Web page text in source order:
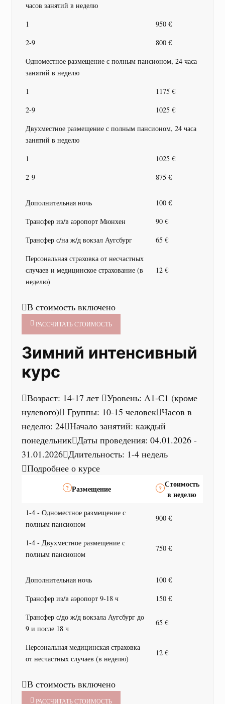
часов занятий в неделю
1
950 €
2-9
800 €
Одноместное размещение с полным пансионом, 24 часа
занятий в неделю
1
1175 €
2-9
1025 €
Двухместное размещение с полным пансионом, 24 часа
занятий в неделю
1
1025 €
2-9
875 €
Дополнительная ночь
100 €
Трансфер из/в аэропорт Мюнхен
90 €
Трансфер с/на ж/д вокзал Аугсбург
65 €
Персональная страховка от несчастных
случаев и медицинское страхование (в
неделю)
12 €
В стоимость включено
РАССЧИТАТЬ СТОИМОСТЬ
Зимний интенсивный
курс
Возраст: 14-17 лет
Уровень: A1-С1 (кроме
нулевого)
Группы: 10-15 человек Часов в
неделю: 24 Начало занятий: каждый
понедельник Даты проведения: 04.01.2026 -
31.01.2026 Длительность: 1-4 недель
Подробнее о курсе
Размещение
Стоимость
в неделю
1-4 - Одноместное размещение с
полным пансионом
900 €
1-4 - Двухместное размещение с
полным пансионом
750 €
Дополнительная ночь
100 €
Трансфер из/в аэропорт 9-18 ч
150 €
Трансфер с/до ж/д вокзала Аугсбург до
9 и после 18 ч
65 €
Персональная медицинская страховка
от несчастных случаев (в неделю)
12 €
В стоимость включено
РАССЧИТАТЬ СТОИМОСТЬ